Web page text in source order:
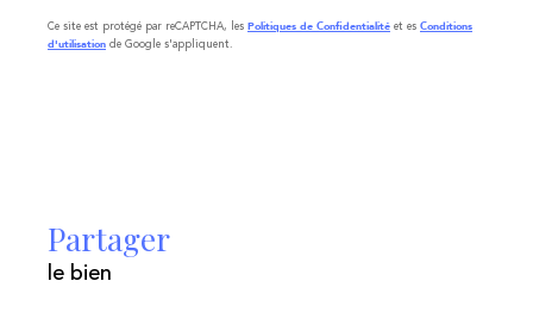
Ce site est protégé par reCAPTCHA, les Politiques de Confidentialité et es Conditions
d'utilisation de Google s'appliquent.
partager
le bien